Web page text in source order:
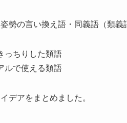
勢の言い換え語・同義語（類義
っちりした類語
ルで使える類語
デアをまとめました。